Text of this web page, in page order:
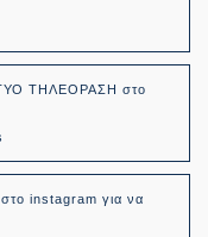
ΤΗΛΕΟΡΑΣΗ στο
instagram για να